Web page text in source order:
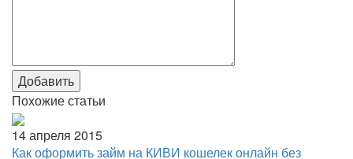
Добавить
Похожие статьи
14 апреля 2015
Как оформить займ на КИВИ кошелек онлайн без